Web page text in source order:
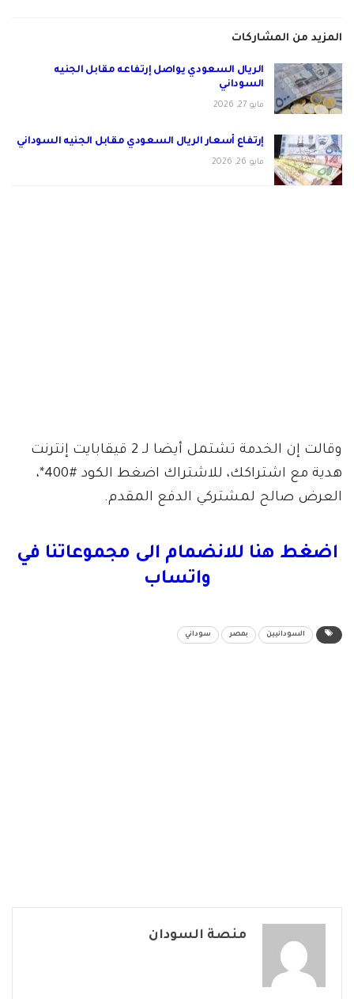
المزيد من المشاركات
الريال السعودي يواصل إرتفاعه مقابل الجنيه
السوداني
مايو 27, 2026
إرتفاع أسعار الريال السعودي مقابل الجنيه السوداني
مايو 26, 2026
وقالت إن الخدمة تشتمل أيضا لـ 2 قيقابايت إنترنت
هدية مع اشتراكك، للاشتراك اضغط الكود #400*،
العرض صالح لمشتركي الدفع المقدم.
اضغط هنا للانضمام الى مجموعاتنا في
واتساب
السودانيين بمصر سوداني
منصة السودان